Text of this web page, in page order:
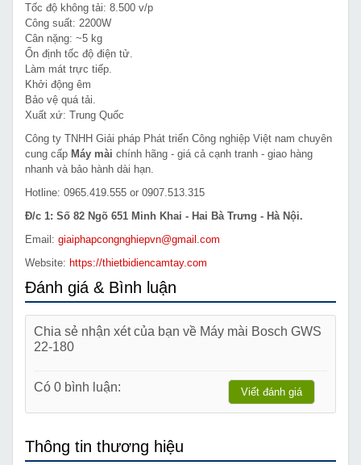
Tốc độ không tải: 8.500 v/p
Công suất: 2200W
Cân nặng: ~5 kg
Ổn định tốc độ điện tử.
Làm mát trực tiếp.
Khởi động êm
Bảo vệ quá tải.
Xuất xứ: Trung Quốc
Công ty TNHH Giải pháp Phát triển Công nghiệp Việt nam chuyên
cung cấp Máy mài chính hãng - giá cả cạnh tranh - giao hàng
nhanh và bảo hành dài hạn.
Hotline: 0965.419.555 or 0907.513.315
Đ/c 1: Số 82 Ngõ 651 Minh Khai - Hai Bà Trưng - Hà Nội.
Email: giaiphapcongnghiepvn@gmail.com
Website: https://thietbidiencamtay.com
Đánh giá & Bình luận
Chia sẻ nhận xét của bạn về Máy mài Bosch GWS
22-180
Có 0 bình luận: Viết đánh giá
Thông tin thương hiệu